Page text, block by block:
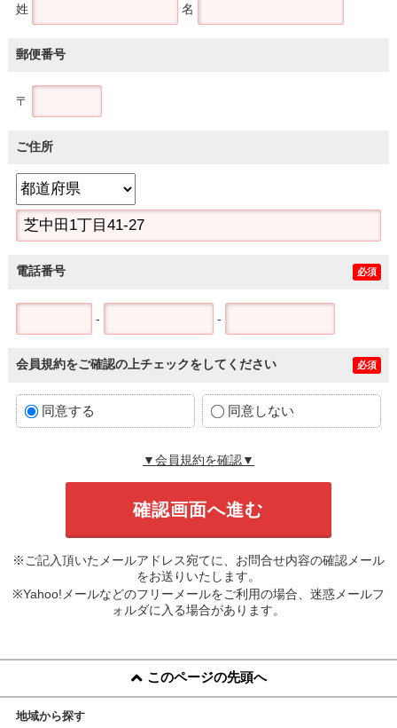
姓 名
郵便番号
〒
ご住所
電話番号 必須
- -
会員規約をご確認の上チェックをしてください 必須
同意する 同意しない
▼会員規約を確認▼
※ご記入頂いたメールアドレス宛てに、お問合せ内容の確認メール
をお送りいたします。
※Yahoo!メールなどのフリーメールをご利用の場合、迷惑メールフ
ォルダに入る場合があります。
このページの先頭へ
地域から探す